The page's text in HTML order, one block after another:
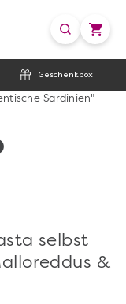
Geschenkbox
Sardinien"
selbst
&